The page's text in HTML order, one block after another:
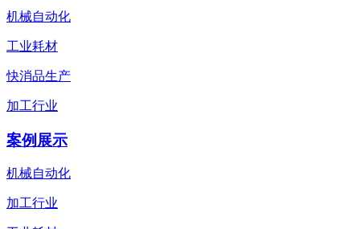
机械自动化
工业耗材
快消品生产
加工行业
案例展示
机械自动化
加工行业